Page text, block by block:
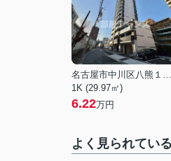
名古屋市中川区八熊１丁目
1K (29.97㎡)
6.22万円
よく見られてい